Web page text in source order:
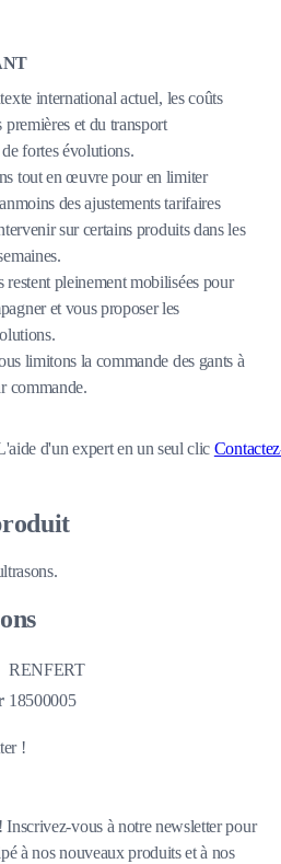
international actuel, les coûts
premières et du transport
fortes évolutions.
tout en œuvre pour en limiter
des ajustements tarifaires
sur certains produits dans les
restent pleinement mobilisées pour
et vous proposer les
limitons la commande des gants à
commande.
d'un expert en un seul clic
RENFERT
18500005
!
Inscrivez-vous à notre newsletter pour
à nos nouveaux produits et à nos